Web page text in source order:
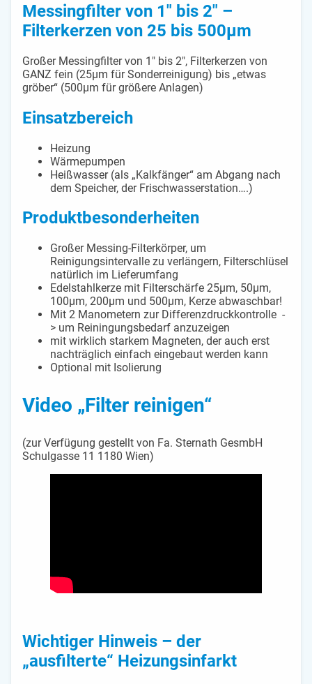
Messingfilter von 1″ bis 2″ –
Filterkerzen von 25 bis 500µm
Großer Messingfilter von 1″ bis 2″, Filterkerzen von
GANZ fein (25µm für Sonderreinigung) bis „etwas
gröber“ (500µm für größere Anlagen)
Einsatzbereich
Heizung
Wärmepumpen
Heißwasser (als „Kalkfänger“ am Abgang nach
dem Speicher, der Frischwasserstation….)
Produktbesonderheiten
Großer Messing-Filterkörper, um
Reinigungsintervalle zu verlängern, Filterschlüsel
natürlich im Lieferumfang
Edelstahlkerze mit Filterschärfe 25µm, 50µm,
100µm, 200µm und 500µm, Kerze abwaschbar!
Mit 2 Manometern zur Differenzdruckkontrolle -
> um Reiningungsbedarf anzuzeigen
mit wirklich starkem Magneten, der auch erst
nachträglich einfach eingebaut werden kann
Optional mit Isolierung
Video „Filter reinigen“
(zur Verfügung gestellt von Fa. Sternath GesmbH
Schulgasse 11 1180 Wien)
Wichtiger Hinweis – der
„ausfilterte“ Heizungsinfarkt